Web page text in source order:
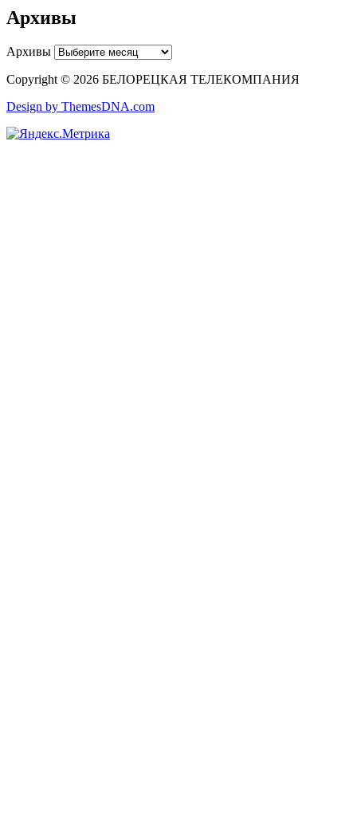
Архивы
Архивы
Copyright © 2026 БЕЛОРЕЦКАЯ ТЕЛЕКОМПАНИЯ
Design by ThemesDNA.com